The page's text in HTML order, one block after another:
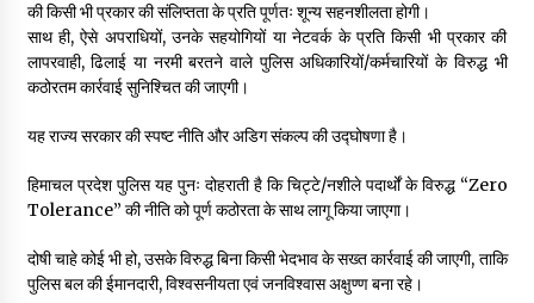
की किसी भी प्रकार की संलिप्तता के प्रति पूर्णतः शून्य सहनशीलता होगी।
साथ ही, ऐसे अपराधियों, उनके सहयोगियों या नेटवर्क के प्रति किसी भी प्रकार की
लापरवाही, ढिलाई या नरमी बरतने वाले पुलिस अधिकारियों/कर्मचारियों के विरुद्ध भी
कठोरतम कार्रवाई सुनिश्चित की जाएगी।
यह राज्य सरकार की स्पष्ट नीति और अडिग संकल्प की उद्घोषणा है।
हिमाचल प्रदेश पुलिस यह पुनः दोहराती है कि चिट्टे/नशीले पदार्थों के विरुद्ध “Zero
Tolerance” की नीति को पूर्ण कठोरता के साथ लागू किया जाएगा।
दोषी चाहे कोई भी हो, उसके विरुद्ध बिना किसी भेदभाव के सख्त कार्रवाई की जाएगी, ताकि
पुलिस बल की ईमानदारी, विश्वसनीयता एवं जनविश्वास अक्षुण्ण बना रहे।